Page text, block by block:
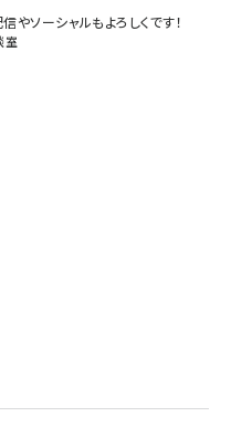
ソーシャルもよろしくです！
室